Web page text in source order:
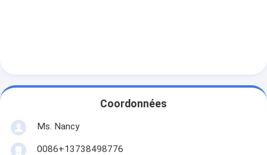
Appareil de ventilation du moteur
Coordonnées
Ms. Nancy
0086+13738498776